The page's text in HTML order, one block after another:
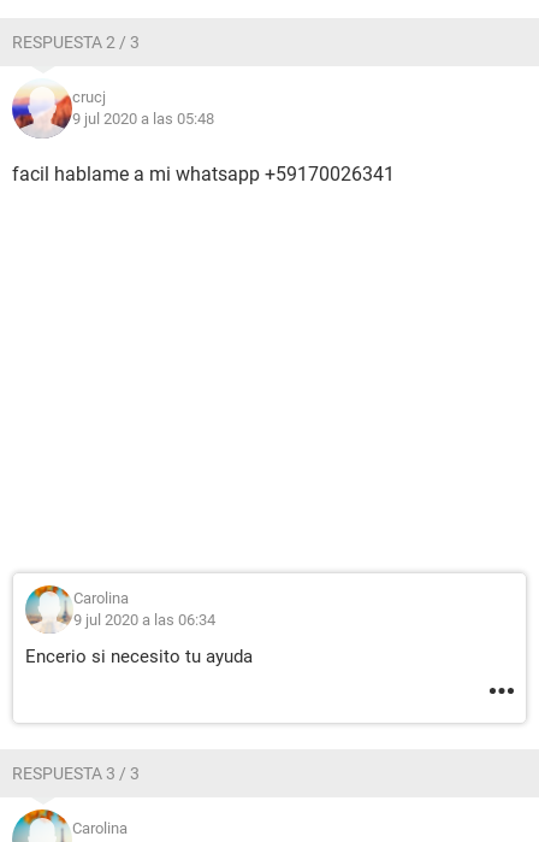
RESPUESTA 2 / 3
crucj
9 jul 2020 a las 05:48
facil hablame a mi whatsapp +59170026341
Carolina
9 jul 2020 a las 06:34
Encerio si necesito tu ayuda
RESPUESTA 3 / 3
Carolina